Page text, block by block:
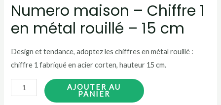
Numero maison – Chiffre 1
en métal rouillé – 15 cm
Design et tendance, adoptez les chiffres en métal rouillé :
chiffre 1 fabriqué en acier corten, hauteur 15 cm.
quantité
de
AJOUTER AU
PANIER